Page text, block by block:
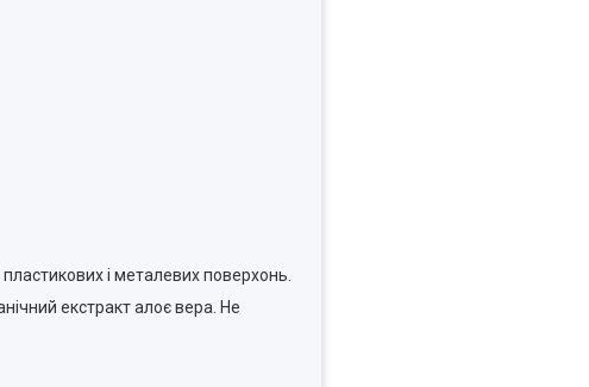
пластикових і металевих поверхонь.
екстракт алоє вера. Не